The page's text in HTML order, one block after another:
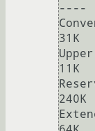
----
31K
11K